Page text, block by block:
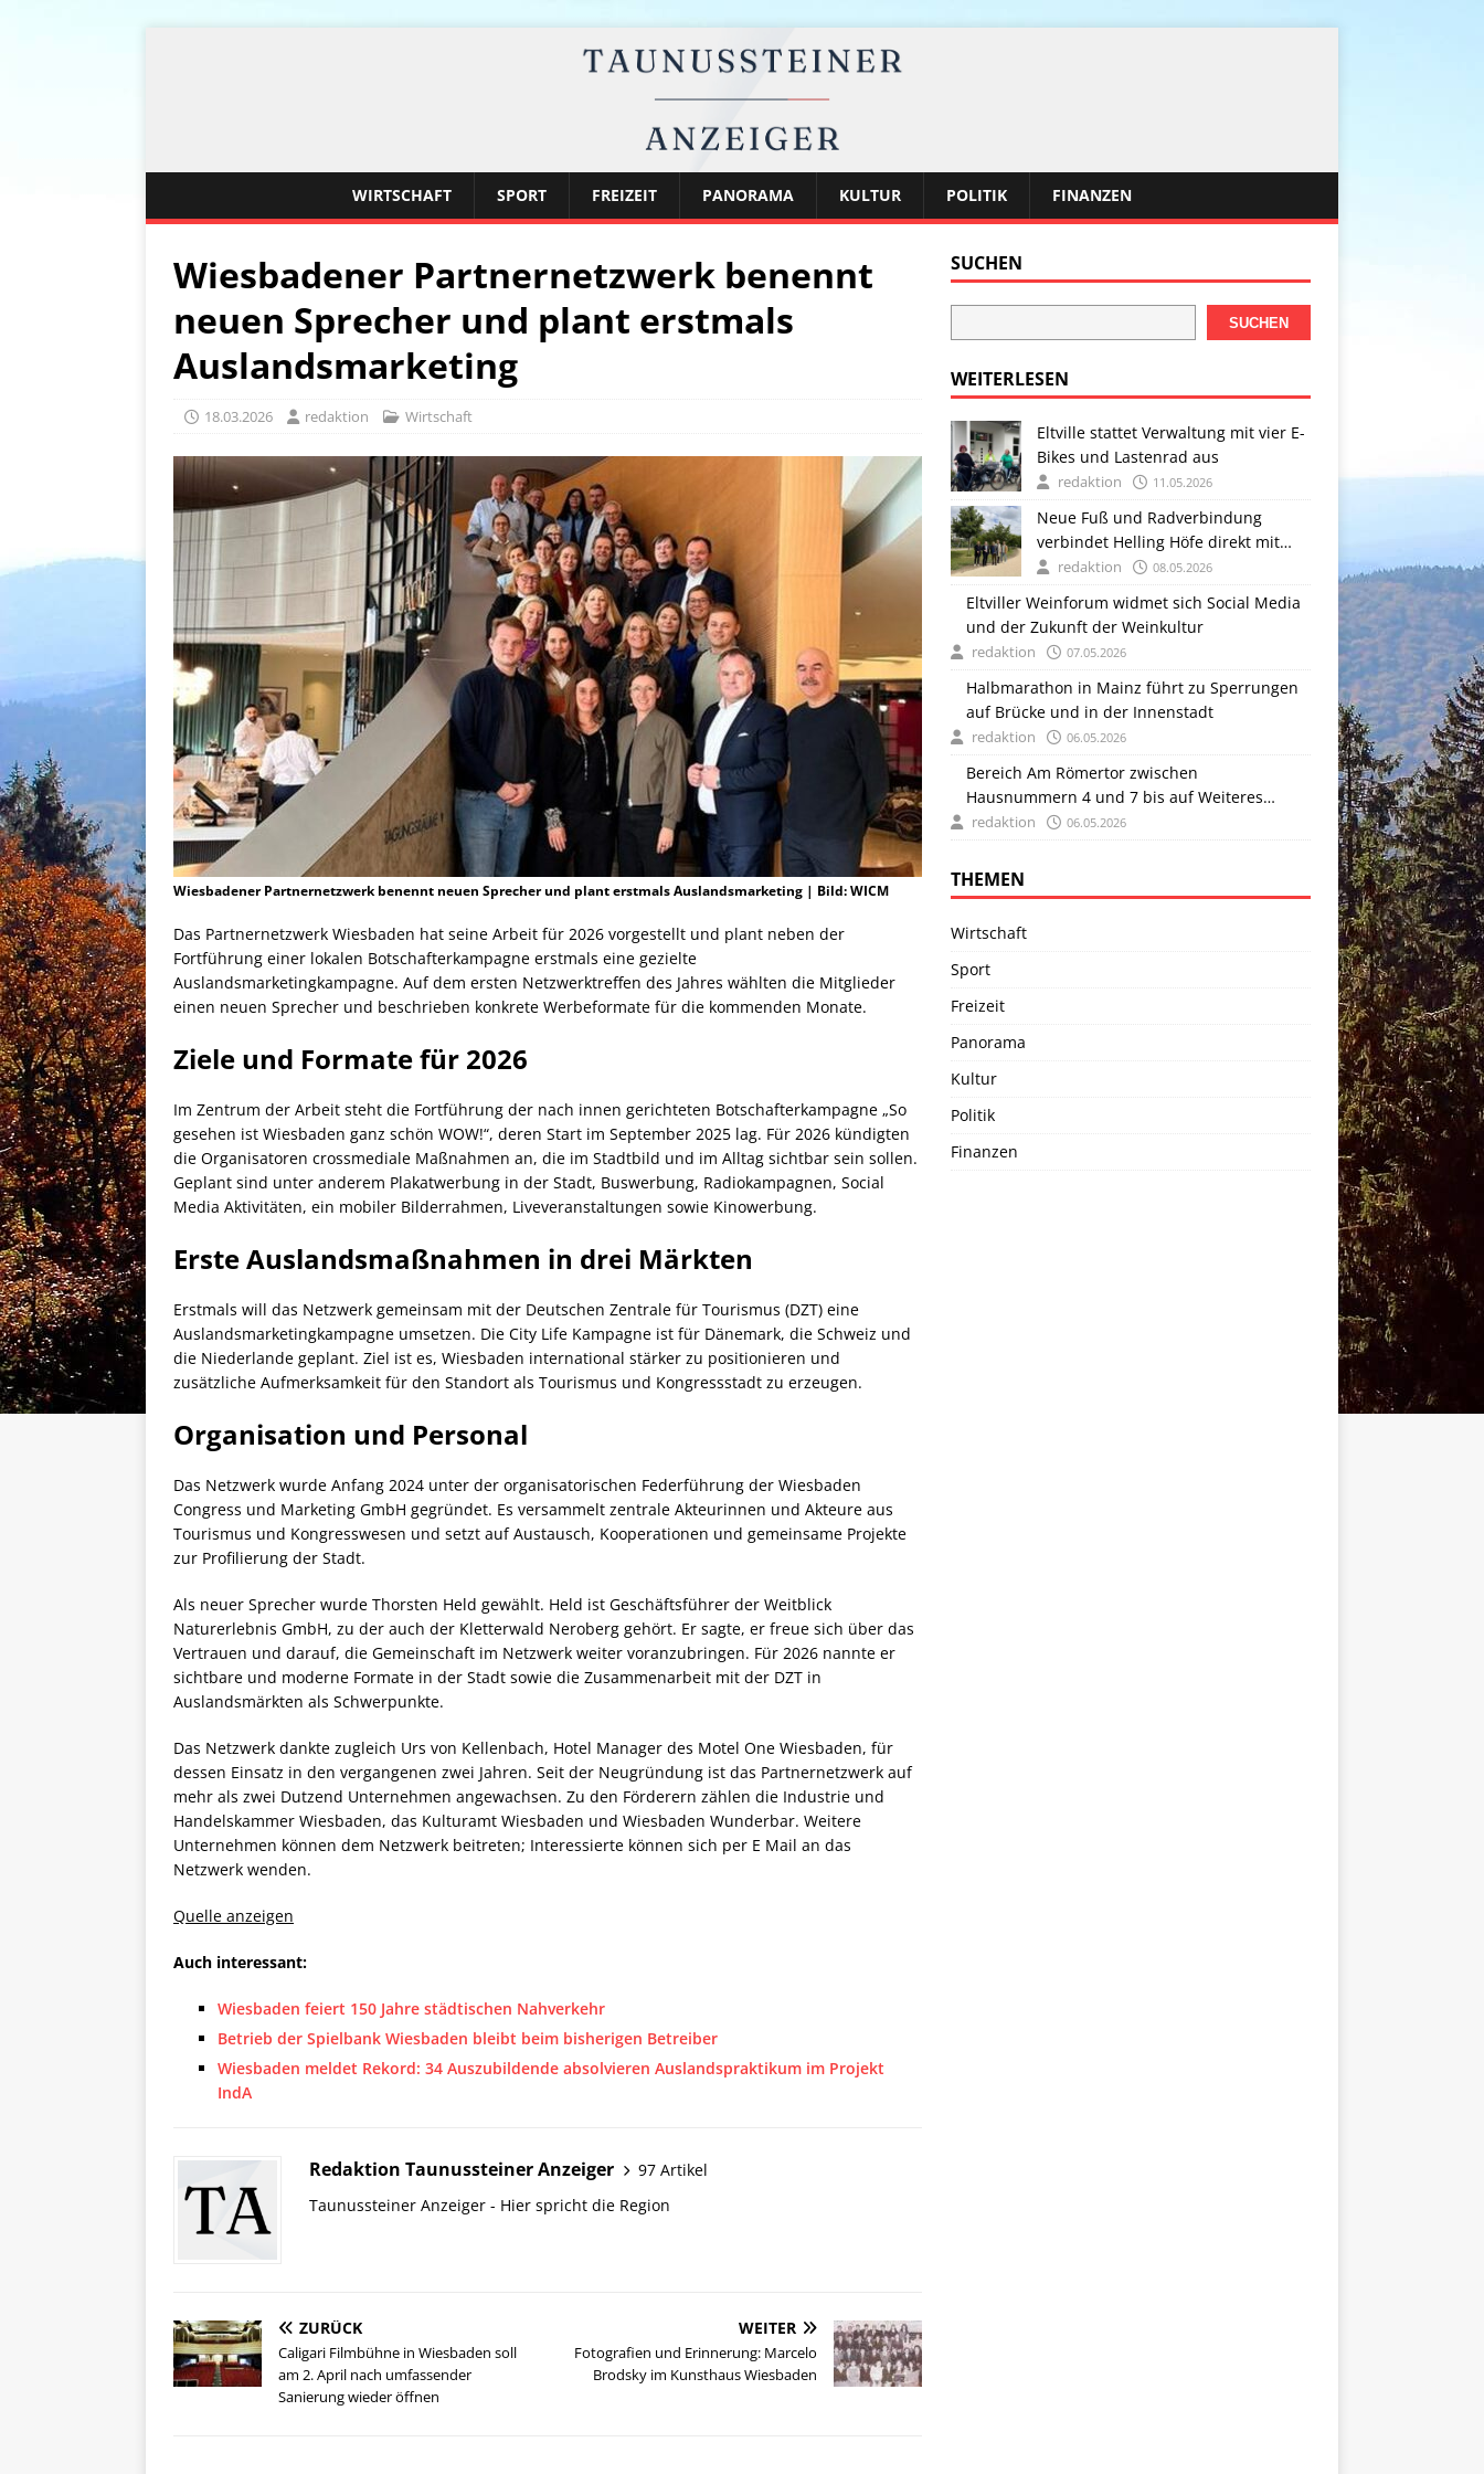
WIRTSCHAFT SPORT FREIZEIT PANORAMA KULTUR POLITIK FINANZEN
Wiesbadener Partnernetzwerk benennt
neuen Sprecher und plant erstmals
Auslandsmarketing
18.03.2026 redaktion Wirtschaft
Wiesbadener Partnernetzwerk benennt neuen Sprecher und plant erstmals Auslandsmarketing | Bild: WICM
Das Partnernetzwerk Wiesbaden hat seine Arbeit für 2026 vorgestellt und plant neben der
Fortführung einer lokalen Botschafterkampagne erstmals eine gezielte
Auslandsmarketingkampagne. Auf dem ersten Netzwerktreffen des Jahres wählten die Mitglieder
einen neuen Sprecher und beschrieben konkrete Werbeformate für die kommenden Monate.
Ziele und Formate für 2026
Im Zentrum der Arbeit steht die Fortführung der nach innen gerichteten Botschafterkampagne „So
gesehen ist Wiesbaden ganz schön WOW!“, deren Start im September 2025 lag. Für 2026 kündigten
die Organisatoren crossmediale Maßnahmen an, die im Stadtbild und im Alltag sichtbar sein sollen.
Geplant sind unter anderem Plakatwerbung in der Stadt, Buswerbung, Radiokampagnen, Social
Media Aktivitäten, ein mobiler Bilderrahmen, Liveveranstaltungen sowie Kinowerbung.
Erste Auslandsmaßnahmen in drei Märkten
Erstmals will das Netzwerk gemeinsam mit der Deutschen Zentrale für Tourismus (DZT) eine
Auslandsmarketingkampagne umsetzen. Die City Life Kampagne ist für Dänemark, die Schweiz und
die Niederlande geplant. Ziel ist es, Wiesbaden international stärker zu positionieren und
zusätzliche Aufmerksamkeit für den Standort als Tourismus und Kongressstadt zu erzeugen.
Organisation und Personal
Das Netzwerk wurde Anfang 2024 unter der organisatorischen Federführung der Wiesbaden
Congress und Marketing GmbH gegründet. Es versammelt zentrale Akteurinnen und Akteure aus
Tourismus und Kongresswesen und setzt auf Austausch, Kooperationen und gemeinsame Projekte
zur Profilierung der Stadt.
Als neuer Sprecher wurde Thorsten Held gewählt. Held ist Geschäftsführer der Weitblick
Naturerlebnis GmbH, zu der auch der Kletterwald Neroberg gehört. Er sagte, er freue sich über das
Vertrauen und darauf, die Gemeinschaft im Netzwerk weiter voranzubringen. Für 2026 nannte er
sichtbare und moderne Formate in der Stadt sowie die Zusammenarbeit mit der DZT in
Auslandsmärkten als Schwerpunkte.
Das Netzwerk dankte zugleich Urs von Kellenbach, Hotel Manager des Motel One Wiesbaden, für
dessen Einsatz in den vergangenen zwei Jahren. Seit der Neugründung ist das Partnernetzwerk auf
mehr als zwei Dutzend Unternehmen angewachsen. Zu den Förderern zählen die Industrie und
Handelskammer Wiesbaden, das Kulturamt Wiesbaden und Wiesbaden Wunderbar. Weitere
Unternehmen können dem Netzwerk beitreten; Interessierte können sich per E Mail an das
Netzwerk wenden.
Quelle anzeigen
Auch interessant:
Wiesbaden feiert 150 Jahre städtischen Nahverkehr
Betrieb der Spielbank Wiesbaden bleibt beim bisherigen Betreiber
Wiesbaden meldet Rekord: 34 Auszubildende absolvieren Auslandspraktikum im Projekt
IndA
Redaktion Taunussteiner Anzeiger
97 Artikel
Taunussteiner Anzeiger - Hier spricht die Region
ZURÜCK
Caligari Filmbühne in Wiesbaden soll
am 2. April nach umfassender
Sanierung wieder öffnen
WEITER
Fotografien und Erinnerung: Marcelo
Brodsky im Kunsthaus Wiesbaden
SUCHEN
SUCHEN
WEITERLESEN
Eltville stattet Verwaltung mit vier E-
Bikes und Lastenrad aus
redaktion 11.05.2026
Neue Fuß und Radverbindung
verbindet Helling Höfe direkt mit
dem Rheinufer
redaktion 08.05.2026
Eltviller Weinforum widmet sich Social Media
und der Zukunft der Weinkultur
redaktion 07.05.2026
Halbmarathon in Mainz führt zu Sperrungen
auf Brücke und in der Innenstadt
redaktion 06.05.2026
Bereich Am Römertor zwischen
Hausnummern 4 und 7 bis auf Weiteres
gesperrt
redaktion 06.05.2026
THEMEN
Wirtschaft
Sport
Freizeit
Panorama
Kultur
Politik
Finanzen